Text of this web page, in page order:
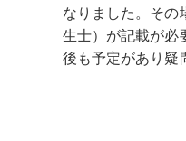
なりました。その
生士）が記載が必
後も予定があり疑